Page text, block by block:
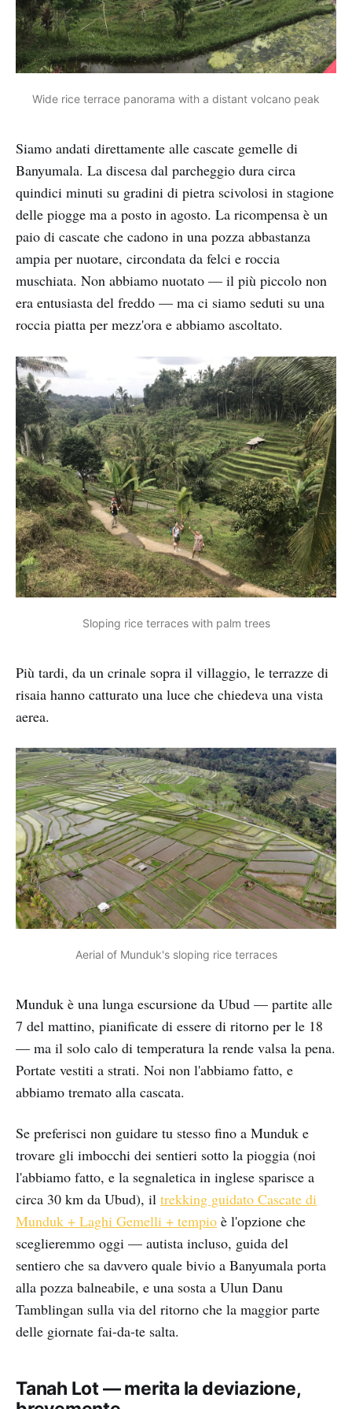
Wide rice terrace panorama with a distant volcano peak
Siamo andati direttamente alle cascate gemelle di
Banyumala. La discesa dal parcheggio dura circa
quindici minuti su gradini di pietra scivolosi in stagione
delle piogge ma a posto in agosto. La ricompensa è un
paio di cascate che cadono in una pozza abbastanza
ampia per nuotare, circondata da felci e roccia
muschiata. Non abbiamo nuotato — il più piccolo non
era entusiasta del freddo — ma ci siamo seduti su una
roccia piatta per mezz'ora e abbiamo ascoltato.
Sloping rice terraces with palm trees
Più tardi, da un crinale sopra il villaggio, le terrazze di
risaia hanno catturato una luce che chiedeva una vista
aerea.
Aerial of Munduk's sloping rice terraces
Munduk è una lunga escursione da Ubud — partite alle
7 del mattino, pianificate di essere di ritorno per le 18
— ma il solo calo di temperatura la rende valsa la pena.
Portate vestiti a strati. Noi non l'abbiamo fatto, e
abbiamo tremato alla cascata.
Se preferisci non guidare tu stesso fino a Munduk e
trovare gli imbocchi dei sentieri sotto la pioggia (noi
l'abbiamo fatto, e la segnaletica in inglese sparisce a
circa 30 km da Ubud), il trekking guidato Cascate di
Munduk + Laghi Gemelli + tempio è l'opzione che
sceglieremmo oggi — autista incluso, guida del
sentiero che sa davvero quale bivio a Banyumala porta
alla pozza balneabile, e una sosta a Ulun Danu
Tamblingan sulla via del ritorno che la maggior parte
delle giornate fai-da-te salta.
Tanah Lot — merita la deviazione,